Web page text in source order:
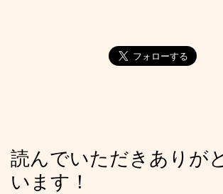
読んでいただきありが
います！